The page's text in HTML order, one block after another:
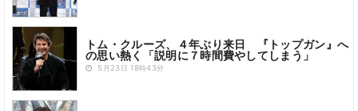
トム・クルーズ、４年ぶり来日 『トップガン』へ
の思い熱く「説明に７時間費やしてしまう」
5月23日 18時43分